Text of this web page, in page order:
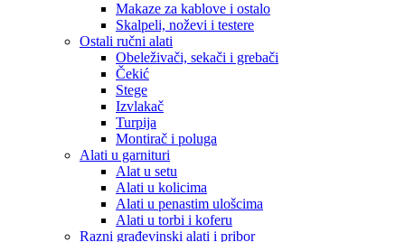
Makaze za kablove i ostalo
Skalpeli, noževi i testere
Ostali ručni alati
Obeleživači, sekači i grebači
Čekić
Stege
Izvlakač
Turpija
Montirač i poluga
Alati u garnituri
Alat u setu
Alati u kolicima
Alati u penastim ulošcima
Alati u torbi i koferu
Razni građevinski alati i pribor